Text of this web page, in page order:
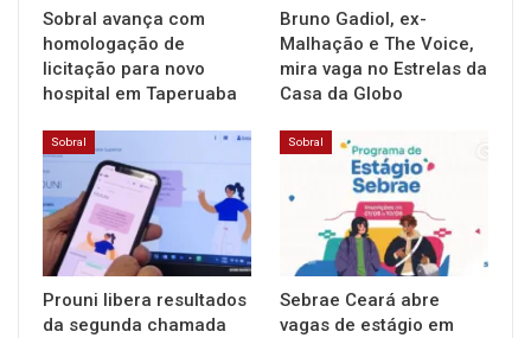
Sobral avança com
homologação de
licitação para novo
hospital em Taperuaba
Bruno Gadiol, ex-
Malhação e The Voice,
mira vaga no Estrelas da
Casa da Globo
Sobral
Prouni libera resultados
da segunda chamada
Sobral
Sebrae Ceará abre
vagas de estágio em